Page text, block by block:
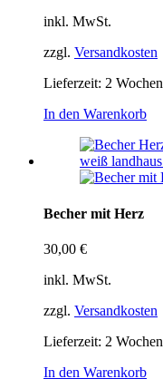
inkl. MwSt.
zzgl. Versandkosten
Lieferzeit: 2 Wochen
In den Warenkorb
Becher mit Herz
30,00 €
inkl. MwSt.
zzgl. Versandkosten
Lieferzeit: 2 Wochen
In den Warenkorb